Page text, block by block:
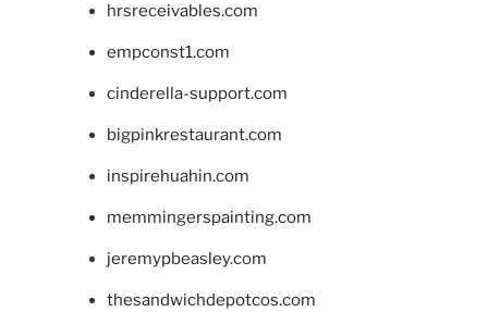
hrsreceivables.com
empconst1.com
cinderella-support.com
bigpinkrestaurant.com
inspirehuahin.com
memmingerspainting.com
jeremypbeasley.com
thesandwichdepotcos.com